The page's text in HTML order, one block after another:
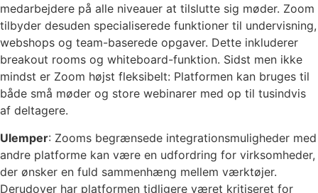
medarbejdere på alle niveauer at tilslutte sig møder. Zoom
tilbyder desuden specialiserede funktioner til undervisning,
webshops og team-baserede opgaver. Dette inkluderer
breakout rooms og whiteboard-funktion. Sidst men ikke
mindst er Zoom højst fleksibelt: Platformen kan bruges til
både små møder og store webinarer med op til tusindvis
af deltagere.
Ulemper: Zooms begrænsede integrationsmuligheder med
andre platforme kan være en udfordring for virksomheder,
der ønsker en fuld sammenhæng mellem værktøjer.
Derudover har platformen tidligere været kritiseret for